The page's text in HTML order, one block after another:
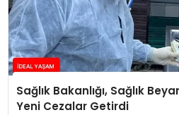
Sağlık Bakanlığı, Sağlık
Yeni Cezalar Getirdi